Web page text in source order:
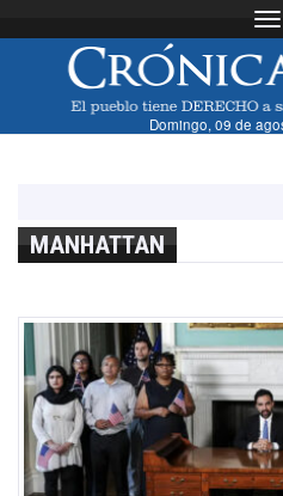
Domingo, 09 de
MANHATTAN